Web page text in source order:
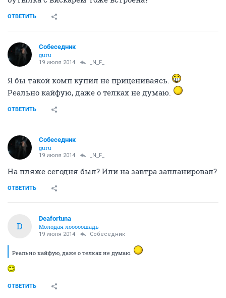
ОТВЕТИТЬ
Собеседник
guru
19 июля 2014 _N_F_
Я бы такой комп купил не прицениваясь.
Реально кайфую, даже о телках не думаю.
ОТВЕТИТЬ
Собеседник
guru
19 июля 2014 _N_F_
На пляже сегодня был? Или на завтра запланировал?
ОТВЕТИТЬ
D
Deafortuna
Молодая лооооошадь
19 июля 2014 Собеседник
Реально кайфую, даже о телках не думаю.
ОТВЕТИТЬ